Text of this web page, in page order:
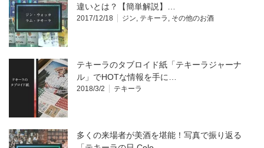
違いとは？【簡単解説】…
2017/12/18 ジン, テキーラ , その他のお酒
テキーラのタブロイド紙「テキーラジャーナ
ル」でHOTな情報を手に…
2018/3/2 テキーラ
多くの来場者が美酒を堪能！写真で振り返る